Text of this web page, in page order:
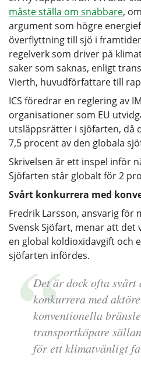
måste ställa om snabbare,
argument som högre
överflyttning till sjö i
regelverk som driver på
saker som saknas, enligt
Vierth, huvudförfattare till
ICS föredrar en reglering av
organisationer som EU
utsläppsrätter i sjöfarten, då
7,5 procent av den globala
Skrivelsen är ett inspel inför
Sjöfarten står globalt för 2
Svårt konkurrera med
Fredrik Larsson, ansvarig för
Svensk Sjöfart, menar att
en global koldioxidavgift och
sjöfarten infördes.
Det är dock ofta svårt
konkurrera med
konventionella
transportköpare
för ett klimatvänligt